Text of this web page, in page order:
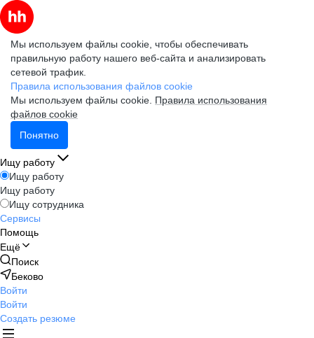
Мы используем файлы cookie, чтобы обеспечивать
правильную работу нашего веб-сайта и анализировать
сетевой трафик.
Правила использования файлов cookie
Мы используем файлы cookie. Правила использования
файлов cookie
Понятно
Ищу работу
Ищу работу
Ищу работу
Ищу сотрудника
Сервисы
Помощь
Ещё
Поиск
Беково
Войти
Войти
Создать резюме